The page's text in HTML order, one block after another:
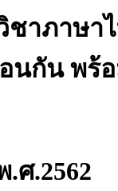
ชาภาษ
นกัน พร้
ศ.2562